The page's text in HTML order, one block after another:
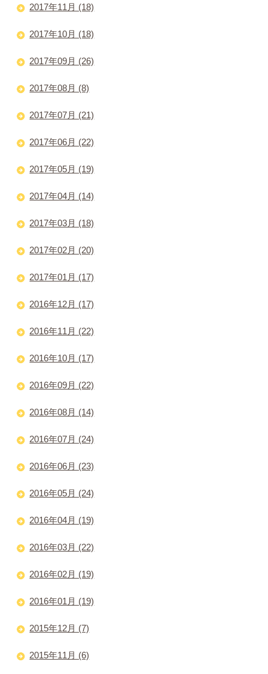
2017年11月 (18)
2017年10月 (18)
2017年09月 (26)
2017年08月 (8)
2017年07月 (21)
2017年06月 (22)
2017年05月 (19)
2017年04月 (14)
2017年03月 (18)
2017年02月 (20)
2017年01月 (17)
2016年12月 (17)
2016年11月 (22)
2016年10月 (17)
2016年09月 (22)
2016年08月 (14)
2016年07月 (24)
2016年06月 (23)
2016年05月 (24)
2016年04月 (19)
2016年03月 (22)
2016年02月 (19)
2016年01月 (19)
2015年12月 (7)
2015年11月 (6)